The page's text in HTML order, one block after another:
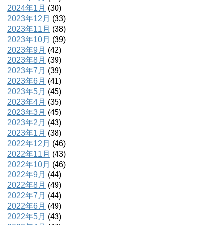
2024年1月 (30)
2023年12月 (33)
2023年11月 (38)
2023年10月 (39)
2023年9月 (42)
2023年8月 (39)
2023年7月 (39)
2023年6月 (41)
2023年5月 (45)
2023年4月 (35)
2023年3月 (45)
2023年2月 (43)
2023年1月 (38)
2022年12月 (46)
2022年11月 (43)
2022年10月 (46)
2022年9月 (44)
2022年8月 (49)
2022年7月 (44)
2022年6月 (49)
2022年5月 (43)